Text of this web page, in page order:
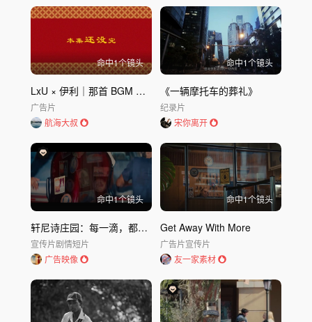
命中1个镜头
LxU × 伊利｜那首 BGM 响起，我们都哭了 (1)
广告片
航海大叔
命中1个镜头
《一辆摩托车的葬礼》
纪录片
宋你离开
命中1个镜头
轩尼诗庄园：每一滴，都是未来的种子
宣传片剧情短片
广告映像
命中1个镜头
Get Away With More
广告片宣传片
友一家素材